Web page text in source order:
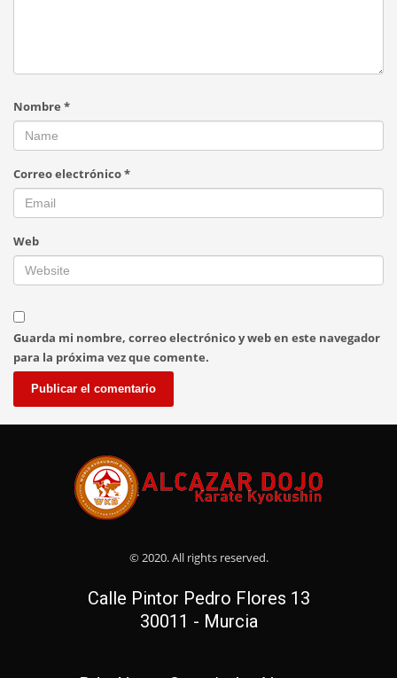
Nombre *
Correo electrónico*
Web
Guarda mi nombre, correo electrónico y web en este navegador
para la próxima vez que comente.
© 2020. All rights reserved.
Calle Pintor Pedro Flores 13
30011 - Murcia